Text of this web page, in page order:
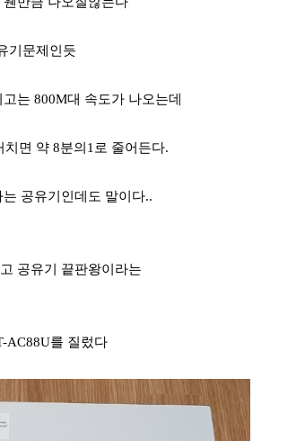
기문제인듯
는 800M대 속도가 나오는데
치면 약 8분의1로 줄어든다.
공유기인데도 말이다..
공유기 끝판왕이라는
AC88U를 질렀다